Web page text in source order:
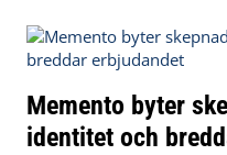
Memento byter
identitet och